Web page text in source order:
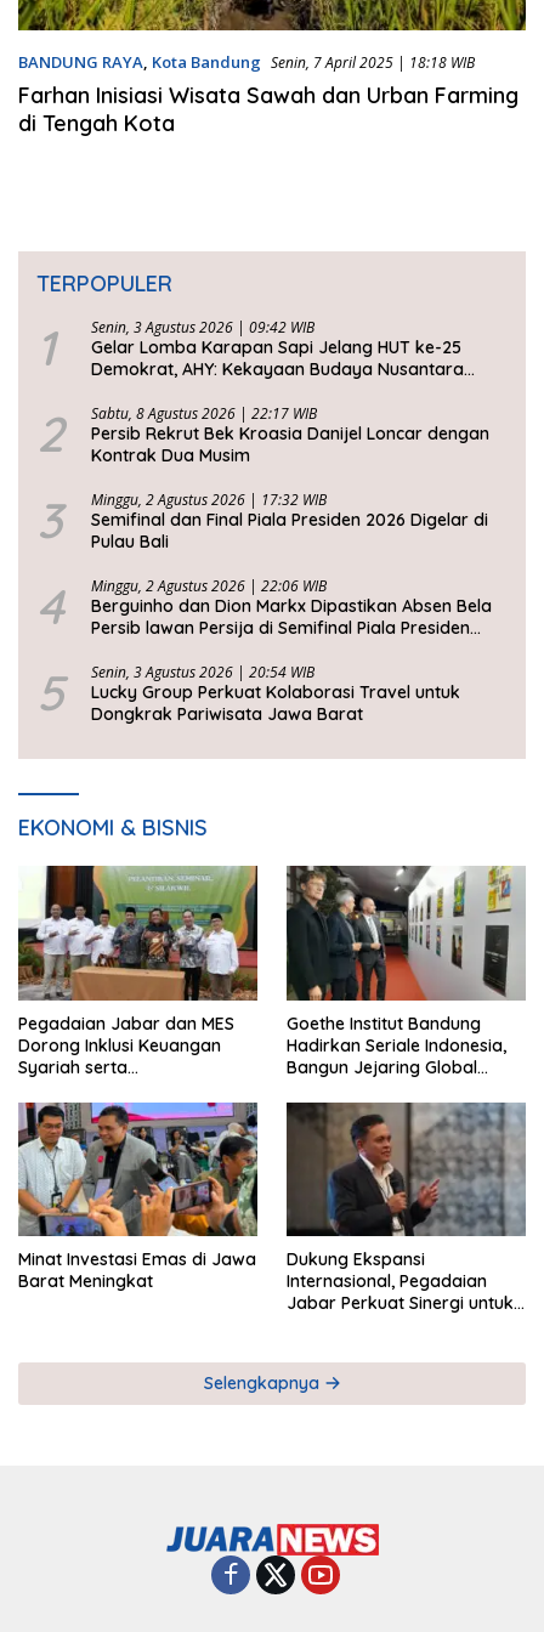
BANDUNG RAYA, Kota Bandung Senin, 7 April 2025 | 18:18 WIB
Farhan Inisiasi Wisata Sawah dan Urban Farming
di Tengah Kota
TERPOPULER
1 Senin, 3 Agustus 2026 | 09:42 WIB
Gelar Lomba Karapan Sapi Jelang HUT ke-25
Demokrat, AHY: Kekayaan Budaya Nusantara
2 Sabtu, 8 Agustus 2026 | 22:17 WIB
Persib Rekrut Bek Kroasia Danijel Loncar dengan
Kontrak Dua Musim
3 Minggu, 2 Agustus 2026 | 17:32 WIB
Semifinal dan Final Piala Presiden 2026 Digelar di
Pulau Bali
4 Minggu, 2 Agustus 2026 | 22:06 WIB
Berguinho dan Dion Markx Dipastikan Absen Bela
Persib lawan Persija di Semifinal Piala Presiden
5 Senin, 3 Agustus 2026 | 20:54 WIB
Lucky Group Perkuat Kolaborasi Travel untuk
Dongkrak Pariwisata Jawa Barat
EKONOMI & BISNIS
Pegadaian Jabar dan MES
Dorong Inklusi Keuangan
Syariah serta
Goethe Institut Bandung
Hadirkan Seriale Indonesia,
Bangun Jejaring Global
Minat Investasi Emas di Jawa
Barat Meningkat
Dukung Ekspansi
Internasional, Pegadaian
Jabar Perkuat Sinergi untuk
Selengkapnya